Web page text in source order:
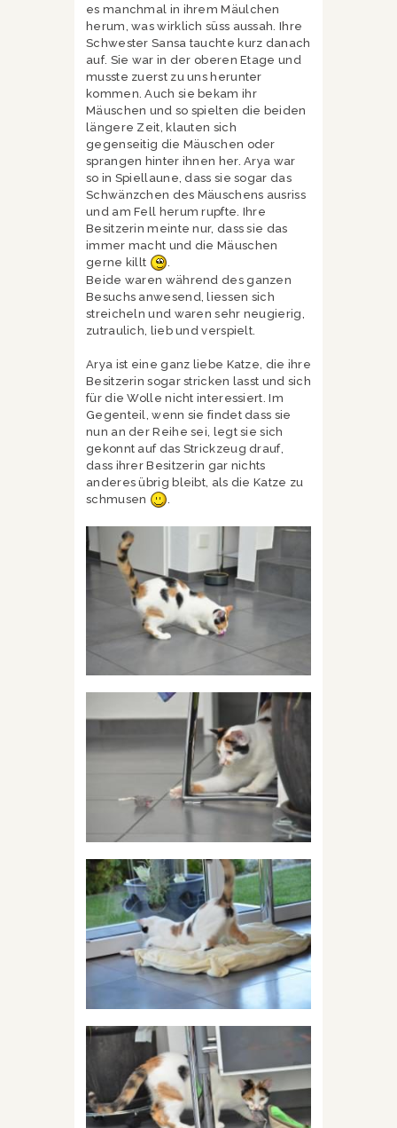
es manchmal in ihrem Mäulchen
herum, was wirklich süss aussah. Ihre
Schwester Sansa tauchte kurz danach
auf. Sie war in der oberen Etage und
musste zuerst zu uns herunter
kommen. Auch sie bekam ihr
Mäuschen und so spielten die beiden
längere Zeit, klauten sich
gegenseitig die Mäuschen oder
sprangen hinter ihnen her. Arya war
so in Spiellaune, dass sie sogar das
Schwänzchen des Mäuschens ausriss
und am Fell herum rupfte. Ihre
Besitzerin meinte nur, dass sie das
immer macht und die Mäuschen
gerne killt
Beide waren während des ganzen
Besuchs anwesend, liessen sich
streicheln und waren sehr neugierig,
zutraulich, lieb und verspielt.
Arya ist eine ganz liebe Katze, die ihre
Besitzerin sogar stricken lasst und sich
für die Wolle nicht interessiert. Im
Gegenteil, wenn sie findet dass sie
nun an der Reihe sei, legt sie sich
gekonnt auf das Strickzeug drauf,
dass ihrer Besitzerin gar nichts
anderes übrig bleibt, als die Katze zu
schmusen
.